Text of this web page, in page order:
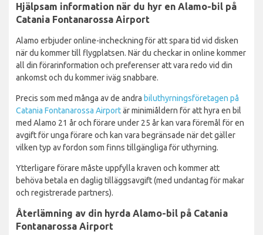
Hjälpsam information när du hyr en Alamo-bil på
Catania Fontanarossa Airport
Alamo erbjuder online-incheckning för att spara tid vid disken
när du kommer till flygplatsen. När du checkar in online kommer
all din förarinformation och preferenser att vara redo vid din
ankomst och du kommer iväg snabbare.
Precis som med många av de andra biluthyrningsföretagen på
Catania Fontanarossa Airportär minimiåldern för att hyra en bil
med Alamo 21 år och förare under 25 år kan vara föremål för en
avgift för unga förare och kan vara begränsade när det gäller
vilken typ av fordon som finns tillgängliga för uthyrning.
Ytterligare förare måste uppfylla kraven och kommer att
behöva betala en daglig tilläggsavgift (med undantag för makar
och registrerade partners).
Återlämning av din hyrda Alamo-bil på Catania
Fontanarossa Airport